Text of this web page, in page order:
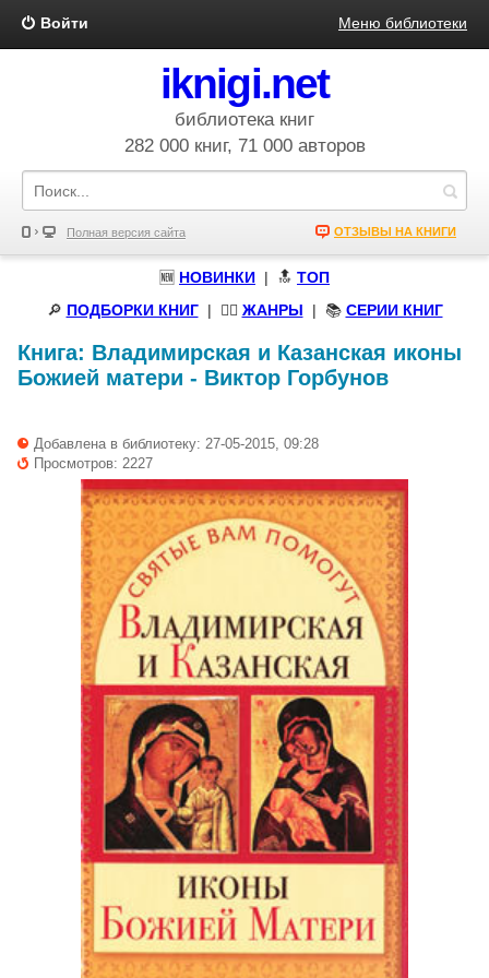
Войти Меню библиотеки
iknigi.net
библиотека книг
282 000 книг, 71 000 авторов
Полная версия сайта ОТЗЫВЫ НА КНИГИ
🆕 НОВИНКИ | 🔝 ТОП
🔎 ПОДБОРКИ КНИГ| 🧝‍♀️ ЖАНРЫ | 📚 СЕРИИ КНИГ
Книга: Владимирская и Казанская иконы
Божией матери - Виктор Горбунов
Добавлена в библиотеку: 27-05-2015, 09:28
Просмотров: 2227